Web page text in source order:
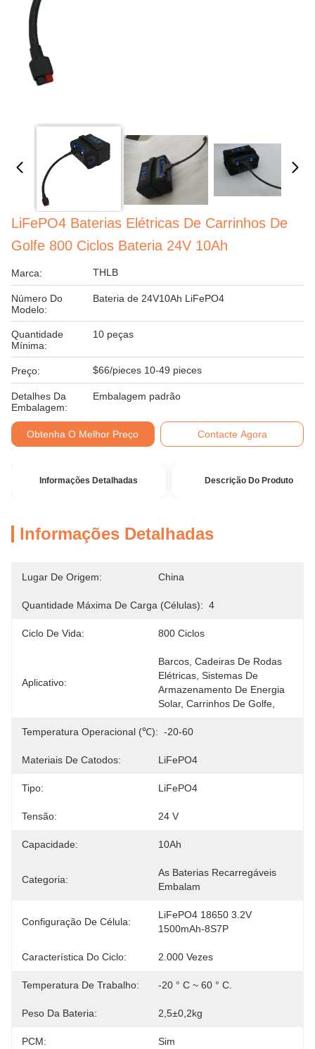
LiFePO4 Baterias Elétricas De Carrinhos De
Golfe 800 Ciclos Bateria 24V 10Ah
Marca: THLB
Número Do
Modelo:
Bateria de 24V10Ah LiFePO4
Quantidade
Mínima:
10 peças
Preço: $66/pieces 10-49 pieces
Detalhes Da
Embalagem:
Embalagem padrão
Obtenha O Melhor Preço Contacte Agora
Informações Detalhadas Descrição Do Produto
Informações Detalhadas
Lugar De Origem: China
Quantidade Máxima De Carga (células): 4
Ciclo De Vida: 800 Ciclos
Aplicativo:
Barcos, Cadeiras De Rodas
Elétricas, Sistemas De
Armazenamento De Energia
Solar, Carrinhos De Golfe,
Temperatura Operacional (℃): -20-60
Materiais De Catodos: LiFePO4
Tipo: LiFePO4
Tensão: 24 V
Capacidade: 10Ah
Categoria:
As Baterias Recarregáveis
Embalam
Configuração De Célula:
LiFePO4 18650 3.2V
1500mAh-8S7P
Característica Do Ciclo: 2.000 Vezes
Temperatura De Trabalho: -20 ° C ~ 60 ° C.
Peso Da Bateria: 2,5±0,2kg
PCM: Sim